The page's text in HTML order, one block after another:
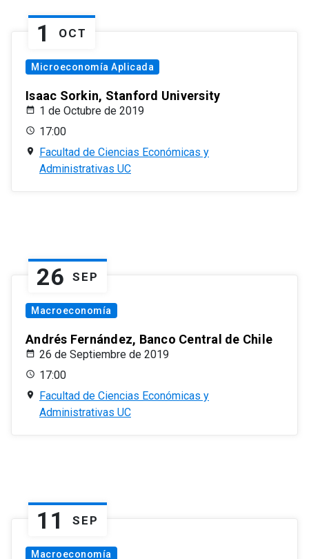
1 OCT
Microeconomía Aplicada
Isaac Sorkin, Stanford University
1 de Octubre de 2019
17:00
Facultad de Ciencias Económicas y
Administrativas UC
26 SEP
Macroeconomía
Andrés Fernández, Banco Central de Chile
26 de Septiembre de 2019
17:00
Facultad de Ciencias Económicas y
Administrativas UC
11 SEP
Macroeconomía